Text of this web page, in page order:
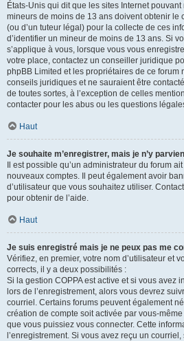
États-Unis qui dit que les sites Internet
mineurs de moins de 13 ans doivent obtenir le
(ou d’un tuteur légal) pour la collecte de ces
d’identifier un mineur de moins de 13 ans. Si
s’applique à vous, lorsque vous vous
votre place, contactez un conseiller juridique
phpBB Limited et les propriétaires de ce forum
conseils juridiques et ne sauraient être
de toutes sortes, à l’exception de celles
contacter pour les abus ou les questions
Haut
Je souhaite m’enregistrer, mais je n’y
Il est possible qu’un administrateur du forum
nouveaux comptes. Il peut également avoir
d’utilisateur que vous souhaitez utiliser.
pour obtenir de l’aide.
Haut
Je suis enregistré mais je ne peux pas me
Vérifiez, en premier, votre nom d’utilisateur et
corrects, il y a deux possibilités :
Si la gestion COPPA est active et si vous avez
lors de l’enregistrement, alors vous devrez
courriel. Certains forums peuvent également
création de compte soit activée par vous-
que vous puissiez vous connecter. Cette
l’enregistrement. Si vous avez reçu un